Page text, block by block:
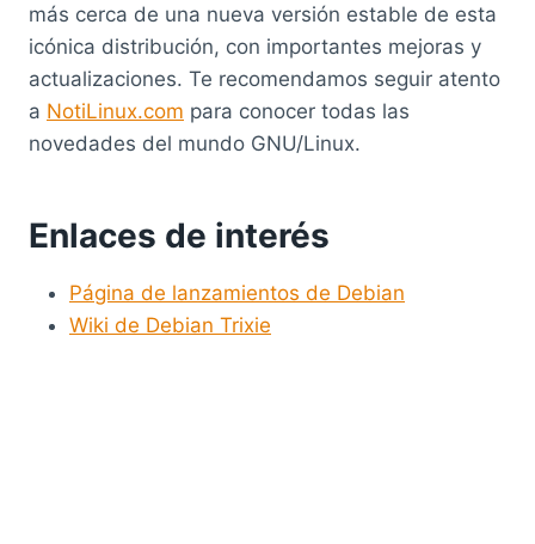
más cerca de una nueva versión estable de esta
icónica distribución, con importantes mejoras y
actualizaciones. Te recomendamos seguir atento
a NotiLinux.com para conocer todas las
novedades del mundo GNU/Linux.
Enlaces de interés
Página de lanzamientos de Debian
Wiki de Debian Trixie